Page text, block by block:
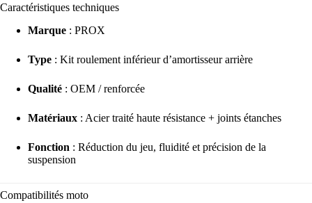
Caractéristiques techniques
Marque : PROX
Type : Kit roulement inférieur d’amortisseur arrière
Qualité : OEM / renforcée
Matériaux : Acier traité haute résistance + joints étanches
Fonction : Réduction du jeu, fluidité et précision de la
suspension
Compatibilités moto